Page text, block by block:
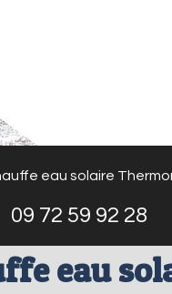
eau solaire
09 72 59 92 28
eau